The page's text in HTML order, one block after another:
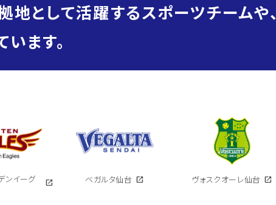
として活躍するスポーツチームや、
ます。
ンイーグ open_in_new ベガルタ仙台 open_in_new ヴォスクオーレ仙台 open_in_new